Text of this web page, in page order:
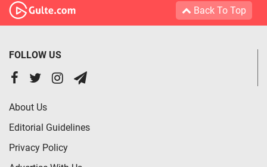
Back To Top
FOLLOW US
About Us
Editorial Guidelines
Privacy Policy